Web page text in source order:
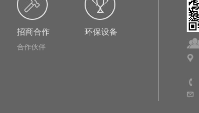
招商合作
合作伙伴
环保设备